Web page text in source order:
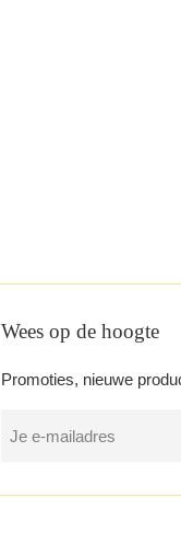
Wees op de hoogte
Promoties, nieuwe